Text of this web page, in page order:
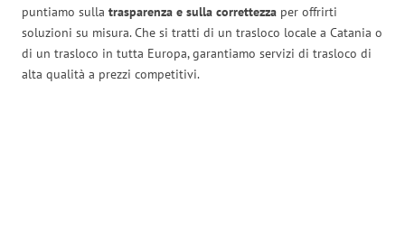
puntiamo sulla trasparenza e sulla correttezza per offrirti
soluzioni su misura. Che si tratti di un trasloco locale a Catania o
di un trasloco in tutta Europa, garantiamo servizi di trasloco di
alta qualità a prezzi competitivi.